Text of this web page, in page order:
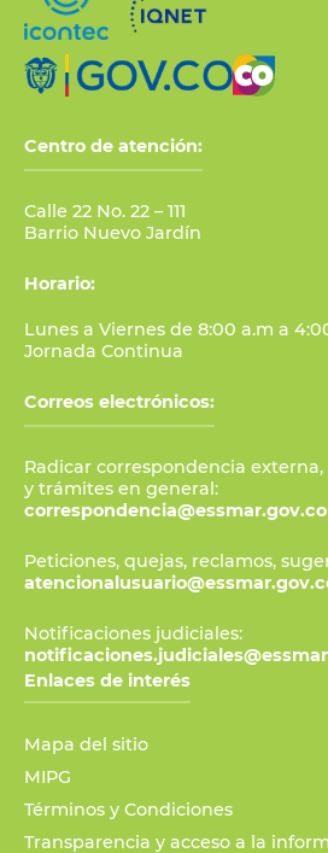
Centro de atención:
Calle 22 No. 22 – 111
Barrio Nuevo Jardín
Horario:
Lunes a Viernes de 8:00 a.m a
Jornada Continua
Correos electrónicos:
Radicar correspondencia
y trámites en general:
correspondencia@essmar.gov.co
Peticiones, quejas, reclamos,
Notificaciones judiciales:
Enlaces de interés
Mapa del sitio
MIPG
Términos y Condiciones
Transparencia y acceso a la